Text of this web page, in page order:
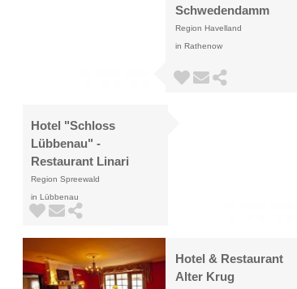
Schwedendamm
Region Havelland
in Rathenow
Hotel "Schloss
Lübbenau" -
Restaurant Linari
Region Spreewald
in Lübbenau
Hotel & Restaurant
Alter Krug